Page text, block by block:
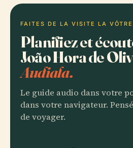
FAITES DE LA VISITE LA VÔTRE
Planifiez et
João Hora de
Audiala.
Le guide audio dans votre
dans votre navigateur.
de voyager.